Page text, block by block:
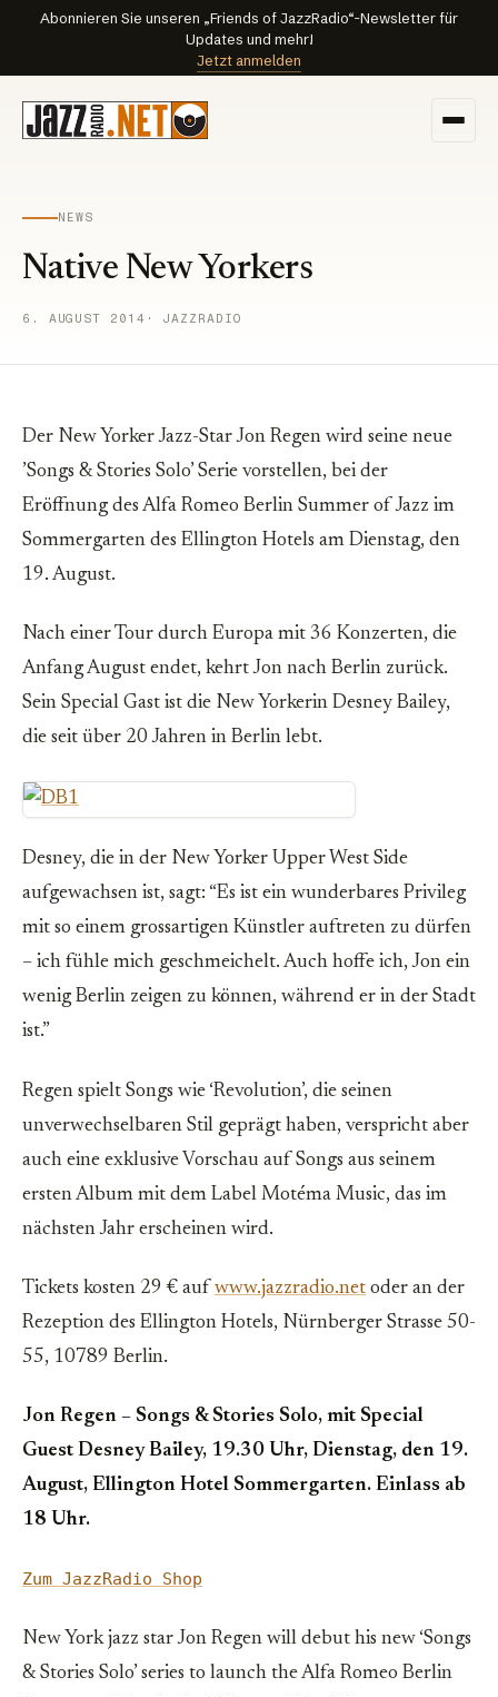
Abonnieren Sie unseren „Friends of JazzRadio“-Newsletter für
Updates und mehr!
Jetzt anmelden
NEWS
Native New Yorkers
6. AUGUST 2014 · JAZZRADIO
Der New Yorker Jazz-Star Jon Regen wird seine neue
’Songs & Stories Solo’ Serie vorstellen, bei der
Eröffnung des Alfa Romeo Berlin Summer of Jazz im
Sommergarten des Ellington Hotels am Dienstag, den
19. August.
Nach einer Tour durch Europa mit 36 Konzerten, die
Anfang August endet, kehrt Jon nach Berlin zurück.
Sein Special Gast ist die New Yorkerin Desney Bailey,
die seit über 20 Jahren in Berlin lebt.
Desney, die in der New Yorker Upper West Side
aufgewachsen ist, sagt: “Es ist ein wunderbares Privileg
mit so einem grossartigen Künstler auftreten zu dürfen
– ich fühle mich geschmeichelt. Auch hoffe ich, Jon ein
wenig Berlin zeigen zu können, während er in der Stadt
ist.”
Regen spielt Songs wie ‘Revolution’, die seinen
unverwechselbaren Stil geprägt haben, verspricht aber
auch eine exklusive Vorschau auf Songs aus seinem
ersten Album mit dem Label Motéma Music, das im
nächsten Jahr erscheinen wird.
Tickets kosten 29 € auf www.jazzradio.net oder an der
Rezeption des Ellington Hotels, Nürnberger Strasse 50-
55, 10789 Berlin.
Jon Regen – Songs & Stories Solo, mit Special
Guest Desney Bailey, 19.30 Uhr, Dienstag, den 19.
August, Ellington Hotel Sommergarten. Einlass ab
18 Uhr.
Zum JazzRadio Shop
New York jazz star Jon Regen will debut his new ‘Songs
& Stories Solo’ series to launch the Alfa Romeo Berlin